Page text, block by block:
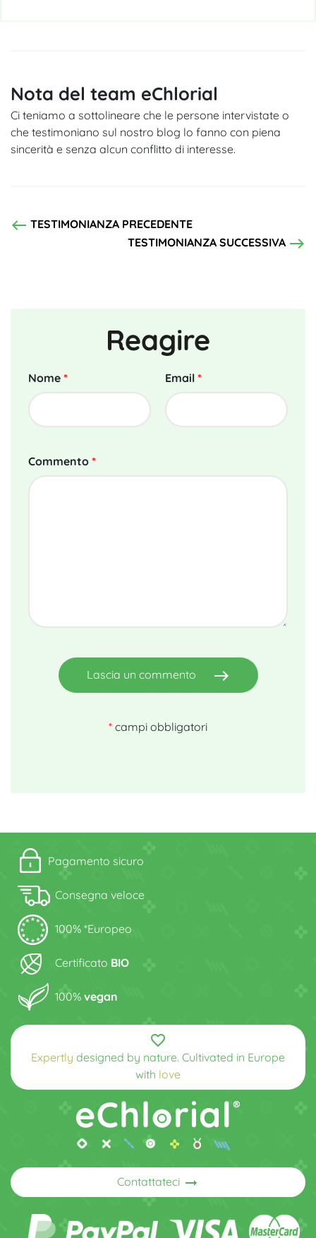
Nota del team eChlorial
Ci teniamo a sottolineare che le persone intervistate o
che testimoniano sul nostro blog lo fanno con piena
sincerità e senza alcun conflitto di interesse.
west TESTIMONIANZA PRECEDENTE
TESTIMONIANZA SUCCESSIVA east
Reagire
Nome * Email *
Commento *
Lascia un commento east
* campi obbligatori
Pagamento sicuro
Consegna veloce
100% *Europeo
Certificato BIO
100% vegan
favorite_border
Expertly designed by nature. Cultivated in Europe
with love
Contattateci arrow_right_alt